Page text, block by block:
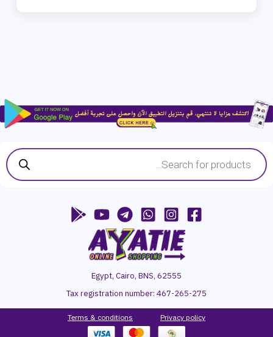
Products
search
Egypt, Cairo, BNS, 62555
Tax registration number: 467-265-275
Terms & conditions Privacypolicy